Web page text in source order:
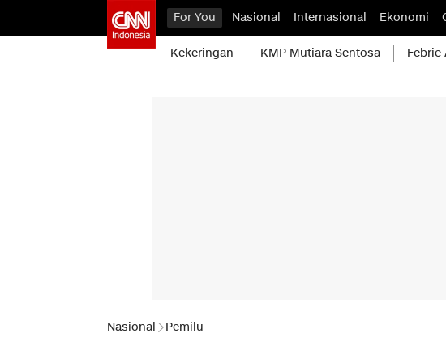
For You Nasional Internasional Ekonomi
Kekeringan KMP Mutiara Sentosa Febrie
Nasional Pemilu